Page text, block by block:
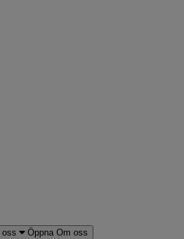
oss Öppna Om oss